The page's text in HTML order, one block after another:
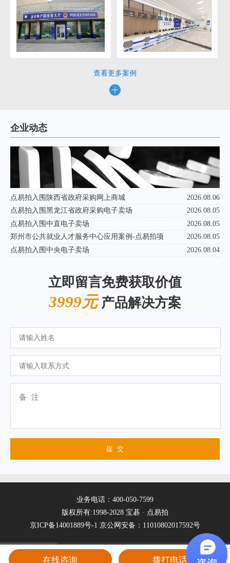
查看更多案例
企业动态
点易拍入围陕西省政府采购网上商城
2026.08.06
点易拍入围黑龙江省政府采购电子卖场
2026.08.05
点易拍入围中直电子卖场
2026.08.05
郑州市公共就业人才服务中心应用案例-点易拍项
2026.08.05
点易拍入围中央电子卖场
2026.08.04
立即留言免费获取价值
3999元产品解决方案
业务电话：400-050-7599
版权所有:1998-2028 宝碁 · 点易拍
京ICP备14001889号-1 京公网安备：11010802017592号
在线咨询 拨打电话